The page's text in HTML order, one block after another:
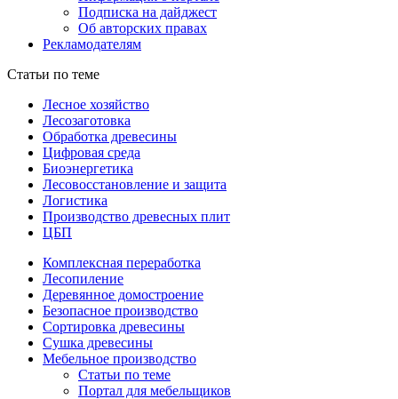
Подписка на дайджест
Об авторских правах
Рекламодателям
Статьи по теме
Лесное хозяйство
Лесозаготовка
Обработка древесины
Цифровая среда
Биоэнергетика
Лесовосстановление и защита
Логистика
Производство древесных плит
ЦБП
Комплексная переработка
Лесопиление
Деревянное домостроение
Безопасное производство
Сортировка древесины
Сушка древесины
Мебельное производство
Статьи по теме
Портал для мебельщиков